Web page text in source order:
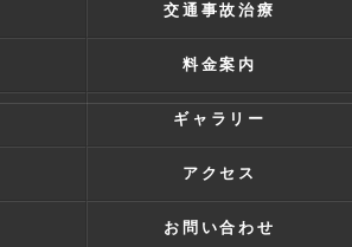
交通事故治療
料金案内
ギャラリー
アクセス
お問い合わせ